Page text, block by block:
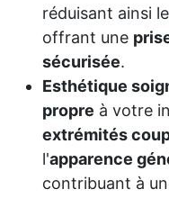
réduisant ainsi
offrant une
sécurisée.
Esthétique
propre à votre
extrémités
l'apparence
contribuant à